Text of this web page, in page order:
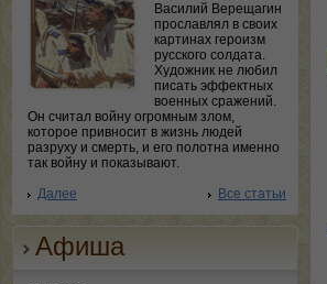
Василий Верещагин
прославлял в своих
картинах героизм
русского солдата.
Художник не любил
писать эффектных
военных сражений.
Он считал войну огромным злом,
которое привносит в жизнь людей
разруху и смерть, и его полотна именно
так войну и показывают.
Далее
Все статьи
Афиша